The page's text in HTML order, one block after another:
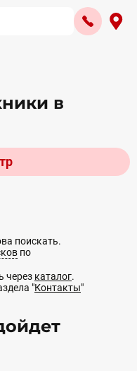
в
поискать.
по
через каталог.
"Контакты"